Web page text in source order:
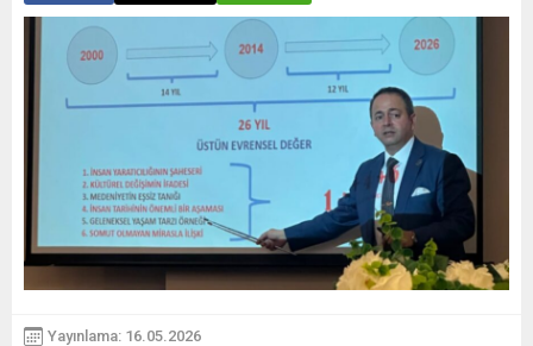
Yayınlama: 16.05.2026